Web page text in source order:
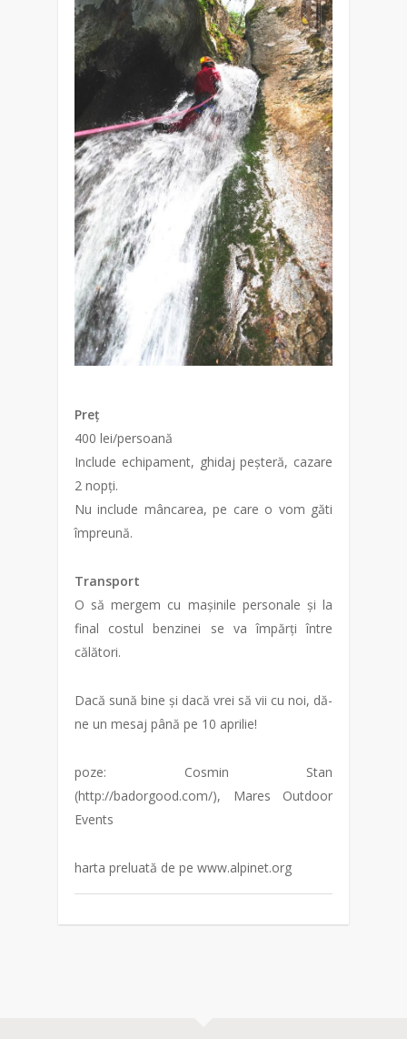
Preț
400 lei/persoană
Include echipament, ghidaj peșteră, cazare
2 nopți.
Nu include mâncarea, pe care o vom găti
împreună.
Transport
O să mergem cu mașinile personale și la
final costul benzinei se va împărți între
călători.
Dacă sună bine și dacă vrei să vii cu noi, dă-
ne un mesaj până pe 10 aprilie!
poze: Cosmin Stan
(http://badorgood.com/), Mares Outdoor
Events
harta preluată de pe www.alpinet.org